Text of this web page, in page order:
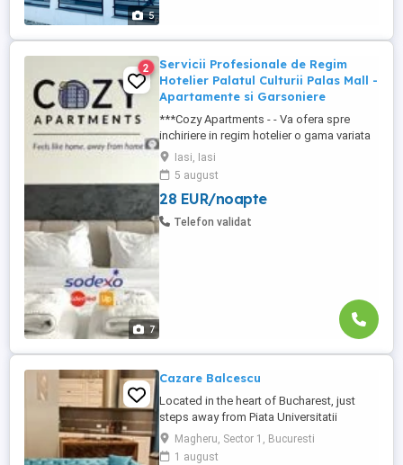
5
7
2
Servicii Profesionale de Regim
Hotelier Palatul Culturii Palas Mall -
Apartamente si Garsoniere
***Cozy Apartments - - Va ofera spre
inchiriere in regim hotelier o gama variata
de apartamente si garsoniere situate in
puncte cheie ale orasului doar in
complexe rezidentiale noi: *Zona Palas
Mall - Centru - Complex Lazar Residence;
*Zona Palas Mall - Centru Complex Q
Iasi, Iasi
5 august
28 EUR/noapte
Telefon validat
Cazare Balcescu
Located in the heart of Bucharest, just
steps away from Piata Universitatii
Square, University Square and The Old
Town, this chic apartment is within
Magheru, Sector 1, Bucuresti
1 august